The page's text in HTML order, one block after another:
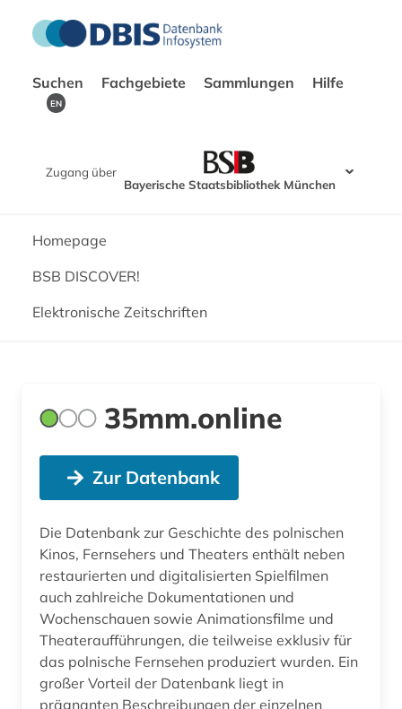
Suchen Fachgebiete Sammlungen Hilfe
EN
Zugang über
Bayerische Staatsbibliothek München
Homepage
BSB DISCOVER!
Elektronische Zeitschriften
35mm.online
Zur Datenbank
Die Datenbank zur Geschichte des polnischen
Kinos, Fernsehers und Theaters enthält neben
restaurierten und digitalisierten Spielfilmen
auch zahlreiche Dokumentationen und
Wochenschauen sowie Animationsfilme und
Theateraufführungen, die teilweise exklusiv für
das polnische Fernsehen produziert wurden. Ein
großer Vorteil der Datenbank liegt in
prägnanten Beschreibungen der einzelnen